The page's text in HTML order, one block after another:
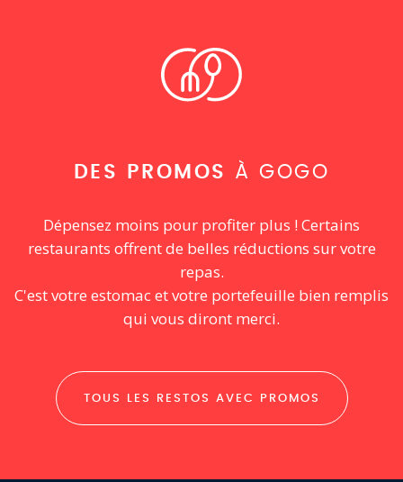
DES PROMOS À GOGO
Dépensez moins pour profiter plus ! Certains
restaurants offrent de belles réductions sur votre
repas.
C'est votre estomac et votre portefeuille bien remplis
qui vous diront merci.
TOUS LES RESTOS AVEC PROMOS